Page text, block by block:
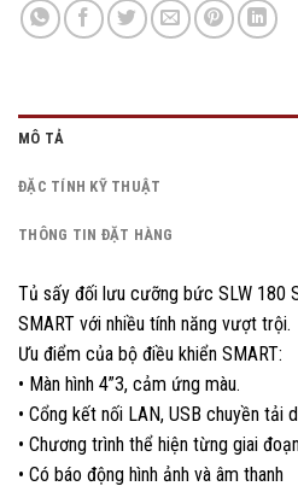
MÔ TẢ
ĐẶC TÍNH KỸ THUẬT
THÔNG TIN ĐẶT HÀNG
Tủ sấy đối lưu cưỡng bức SLW 180
SMART với nhiều tính năng vượt trội.
Ưu điểm của bộ điều khiển SMART:
• Màn hình 4”3, cảm ứng màu.
• Cổng kết nối LAN, USB chuyền tải
• Chương trình thể hiện từng giai
• Có báo động hình ảnh và âm thanh